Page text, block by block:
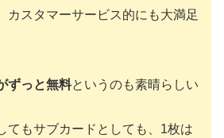
カスタマーサービス的にも大満足
ずっと無料というのも素晴らしい
てもサブカードとしても、1枚は